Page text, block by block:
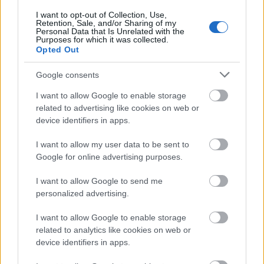
I want to opt-out of Collection, Use,
Retention, Sale, and/or Sharing of my
Personal Data that Is Unrelated with the
Purposes for which it was collected.
Opted Out
Google consents
I want to allow Google to enable storage
related to advertising like cookies on web or
device identifiers in apps.
I want to allow my user data to be sent to
Google for online advertising purposes.
I want to allow Google to send me
personalized advertising.
I want to allow Google to enable storage
related to analytics like cookies on web or
device identifiers in apps.
jellegű ételt a hazai utcákon és büfékben is árusítanak „saurma”
illetve „döner kebab” néven. Nyilvánvalóan vannak különbségek,
de igazából senki nem tudja, hogy ezek miben rejlenek. Tudnál
esetleg segíteni ennek a megértésében?
GA: Három különböző étel nevét említettétek, amelyek közül a
magyarok talán a „gyros”-szal találkoznak a leggyakrabban -
következőket tudnám mondani. A leglényegesebb vita arról folyik,
hogy melyik étel volt előbb: tehát az arabok, a görögök, vagy a
hogy Santorinin találtak olyan ókori leleteket, amelyekből arra
következtettek az archeológusok, hogy valamilyen gyros-hoz
Görögország területén. Tehát, ha ennél „antikabb” a gyros-nak az
eredete, akkor valószínűleg máshol kellene keresni… Bár
mindhárom étel elkészítése hasonlónak tűnik, nagy különbségek
- többféleképpen